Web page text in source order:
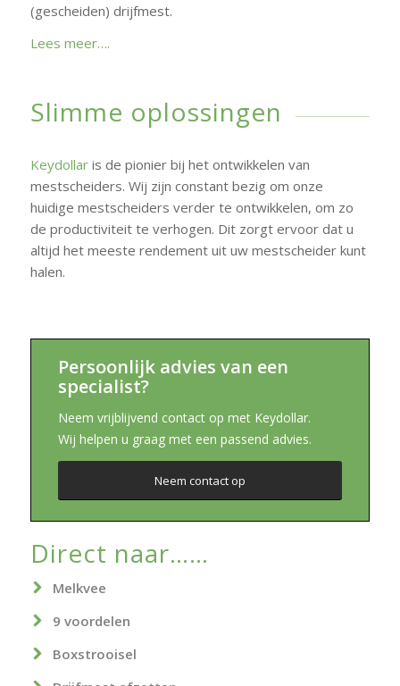
(gescheiden) drijfmest.
Lees meer….
Slimme oplossingen
Keydollaris de pionier bij het ontwikkelen van
mestscheiders. Wij zijn constant bezig om onze
huidige mestscheiders verder te ontwikkelen, om zo
de productiviteit te verhogen. Dit zorgt ervoor dat u
altijd het meeste rendement uit uw mestscheider kunt
halen.
Persoonlijk advies van een
specialist?
Neem vrijblijvend contact op met Keydollar.
Wij helpen u graag met een passend advies.
Neem contact op
Direct naar……
Melkvee
9 voordelen
Boxstrooisel